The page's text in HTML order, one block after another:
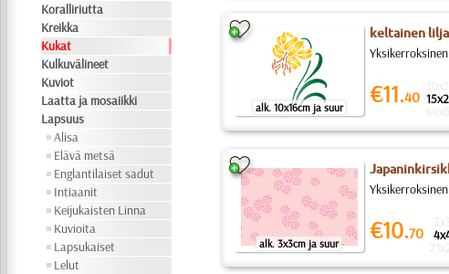
Koralliriutta
Kreikka
Kukat
Kulkuvälineet
Kuviot
Laatta ja mosaiikki
Lapsuus
Alisa
Elävä metsä
Englantilaiset sadut
Intiaanit
Keijukaisten Linna
Kuvioita
Lapsukaiset
Lelut
alk. 10x16cm ja suur
keltainen lilja
€11.40
alk. 3x3cm ja suur €10.70